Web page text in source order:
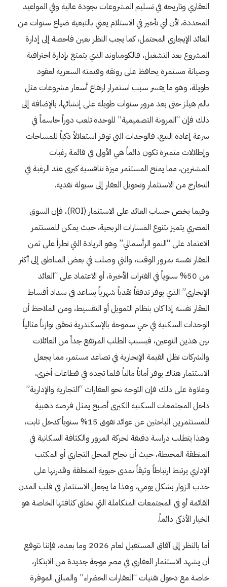
العقاري وتاريخه في تسليم المشروعات بجودة عالية وفي المواعيد
المحددة، لأن أي تأخير في الاستلام يعني بالتبعية ضياع سنوات من
العائد الإيجاري المحتمل، كما يجب النظر بعين فاحصة إلى إدارة
المشروع بعد التشغيل، فالكومباوند الذي يتمتع بإدارة احترافية
وصيانة مستمرة يحافظ على رونقه وقيمته السعرية لعقود
طويلة، وهو ما يفسر سبب استمرار ارتفاع أسعار مشروعات مثل
بالم هيلز حتى بعد مرور سنوات طويلة على إنشائها، بالإضافة إلى
ذلك فإن “المرونة التصميمية” للوحدة تلعب دوراً حاسماً في
سرعة إعادة البيع، فالوحدات التي توفر استغلالاً ذكياً للمساحات
وإطلالات متميزة تكون دائماً هي الأولى في قائمة رغبات
المشترين، مما يمنح المستثمر ميزة تنافسية كبرى عند الرغبة في
التخارج من الاستثمار وتحويل العقار إلى سيولة نقدية.
وفيما يخص حساب العائد على الاستثمار (ROI)، فإن السوق
المصري يتميز بتنوع المسارات الربحية، حيث يمكن للمستثمر
الاعتماد على “النمو الرأسمالي” وهو الزيادة التي تطرأ على ثمن
العقار نفسه بمرور الوقت، والتي وصلت في بعض المناطق إلى أكثر
من 50% سنوياً في الفترات الأخيرة، أو الاعتماد على “العائد
الإيجاري” الذي يوفر تدفقاً نقدياً شهرياً يساعد في سداد أقساط
العقار نفسه إذا كان بنظام التمويل أو التقسيط، ومن الملاحظ أن
الوحدات السكنية في حي سموحة بالإسكندرية تحقق توازناً مثالياً
بين هذين النوعين، فبسبب الطلب المرتفع جداً من العائلات
والشركات تظل القيمة الإيجارية في تصاعد مستمر، مما يجعل
الاستثمار هناك يوفر أماناً مالياً قلما تجده في قطاعات أخرى،
وعلاوة على ذلك فإن التوجه نحو العقارات “التجارية والإدارية”
داخل المجتمعات السكنية الكبرى أصبح يمثل فرصة ذهبية
للمستثمرين الباحثين عن عوائد تفوق 15% سنوياً كدخل ثابت،
وهذا يتطلب دراسة دقيقة لحركة المرور والكثافة السكانية في
المنطقة المحيطة، حيث أن نجاح المحل التجاري أو المكتب
الإداري يرتبط ارتباطاً وثيقاً بمدى حيوية المنطقة وقدرتها على
جذب الزوار بشكل يومي، وهذا ما يجعل الاستثمار في قلب المدن
القائمة أو في المجتمعات المتكاملة التي تخلق كثافتها الخاصة هو
الخيار الأذكى دائماً.
أما بالنظر إلى آفاق المستقبل لعام 2026 وما بعده، فإننا نتوقع
أن يشهد الاستثمار العقاري في مصر موجة جديدة من الابتكار،
خاصة مع دخول تقنيات “العقارات الخضراء” والمباني الموفرة